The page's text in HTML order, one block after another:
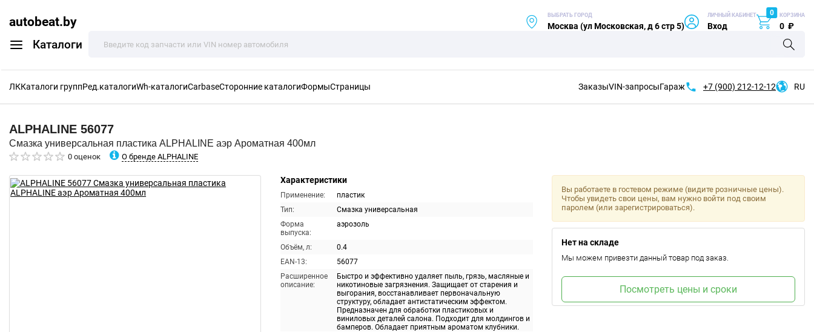
autobeat.by
Каталоги
ВЫБРАТЬ ГОРОД
Москва (ул Московская, д 6 стр 5)
ЛИЧНЫЙ КАБИНЕТ
Вход
0 КОРЗИНА
0 ₽
ЛККаталоги группРед.каталогиWh-каталогиCarbaseСторонние каталогиФормыСтраницы ЗаказыVIN-запросыГараж +7 (900) 212-12-12 RU
ALPHALINE 56077
Смазка универсальная пластика ALPHALINE аэр Ароматная 400мл
0 оценок О бренде ALPHALINE
Характеристики
Применение:
пластик
Тип:
Смазка универсальная
Форма
выпуска:
аэрозоль
Объём, л:
0.4
EAN-13:
56077
Расширенное
описание:
Быстро и эффективно удаляет пыль, грязь, масляные и
никотиновые загрязнения. Защищает от старения и
выгорания, восстанавливает первоначальную
структуру, обладает антистатическим эффектом.
Предназначен для обработки пластиковых и
виниловых деталей салона. Подходит для молдингов и
бамперов. Обладает приятным ароматом клубники.
Вы работаете в гостевом режиме (видите розничные цены).
Чтобы увидеть свои цены, вам нужно войти под своим
паролем (или зарегистрироваться).
Нет на складе
Мы можем привезти данный товар под заказ.
Посмотреть цены и сроки